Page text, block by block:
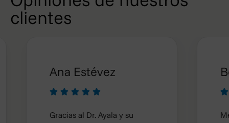
clientes
Ana Estévez
  
Gracias al Dr. Ayala y su

Me